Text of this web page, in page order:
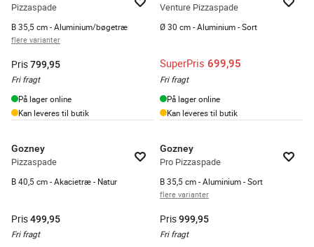
Pizzaspade
B 35,5 cm - Aluminium/bøgetræ
flere varianter
Pris799,95
Fri fragt
På lager online
Kan leveres til butik
Venture Pizzaspade
Ø 30 cm - Aluminium - Sort
SuperPris 699,95
Fri fragt
På lager online
Kan leveres til butik
Gozney
Pizzaspade
B 40,5 cm - Akacietræ - Natur
Pris499,95
Fri fragt
Gozney
Pro Pizzaspade
B 35,5 cm - Aluminium - Sort
flere varianter
Pris999,95
Fri fragt